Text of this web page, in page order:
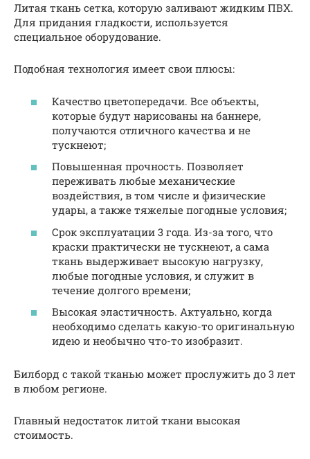
Литая ткань сетка, которую заливают жидким ПВХ.
Для придания гладкости, используется
специальное оборудование.
Подобная технология имеет свои плюсы:
Качество цветопередачи. Все объекты,
которые будут нарисованы на баннере,
получаются отличного качества и не
тускнеют;
Повышенная прочность. Позволяет
переживать любые механические
воздействия, в том числе и физические
удары, а также тяжелые погодные условия;
Срок эксплуатации 3 года. Из-за того, что
краски практически не тускнеют, а сама
ткань выдерживает высокую нагрузку,
любые погодные условия, и служит в
течение долгого времени;
Высокая эластичность. Актуально, когда
необходимо сделать какую-то оригинальную
идею и необычно что-то изобразит.
Билборд с такой тканью может прослужить до 3 лет
в любом регионе.
Главный недостаток литой ткани высокая
стоимость.